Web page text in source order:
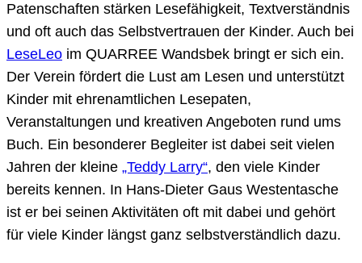
Patenschaften stärken Lesefähigkeit, Textverständnis
und oft auch das Selbstvertrauen der Kinder. Auch bei
LeseLeo im QUARREE Wandsbek bringt er sich ein.
Der Verein fördert die Lust am Lesen und unterstützt
Kinder mit ehrenamtlichen Lesepaten,
Veranstaltungen und kreativen Angeboten rund ums
Buch. Ein besonderer Begleiter ist dabei seit vielen
Jahren der kleine „Teddy Larry“, den viele Kinder
bereits kennen. In Hans-Dieter Gaus Westentasche
ist er bei seinen Aktivitäten oft mit dabei und gehört
für viele Kinder längst ganz selbstverständlich dazu.